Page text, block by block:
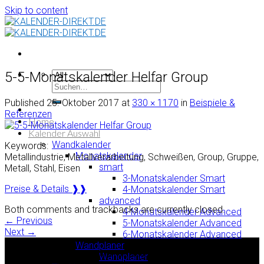
Skip to content
Home
Kalender Auswahl
Wandkalender
Monatskalender
smart
3-Monatskalender Smart
4-Monatskalender Smart
advanced
4-Monatskalender Advanced
5-Monatskalender Advanced
6-Monatskalender Advanced
Wandplaner
Wandplaner
5-5-Monatskalender Helfar Group
Published 25. Oktober 2017 at 330 × 1170 in Beispiele &
Referenzen
Keywords:
Metallindustrie, Metallverarbeitung, Schweißen, Group, Gruppe,
Metall, Stahl, Eisen
Preise & Details ❱❱
Both comments and trackbacks are currently closed.
← Previous
Next →
ist einer der führenden deutschen Druckereien für Kalender.